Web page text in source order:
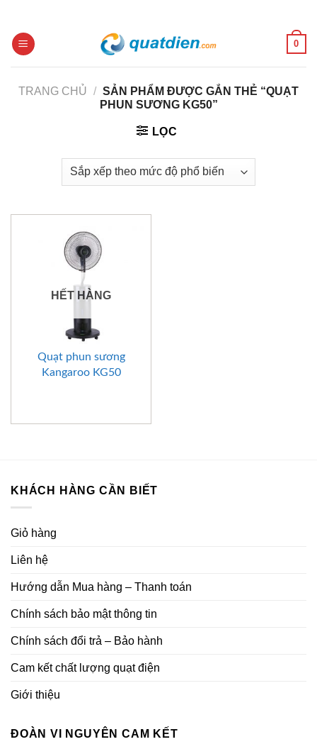
content
0
TRANG CHỦ / SẢN PHẨM ĐƯỢC GẮN THẺ “QUẠT
PHUN SƯƠNG KG50”
LỌC
HẾT HÀNG
Quạt phun sương
Kangaroo KG50
KHÁCH HÀNG CẦN BIẾT
Giỏ hàng
Liên hệ
Hướng dẫn Mua hàng – Thanh toán
Chính sách bảo mật thông tin
Chính sách đổi trả – Bảo hành
Cam kết chất lượng quạt điện
Giới thiệu
ĐOÀN VI NGUYÊN CAM KẾT